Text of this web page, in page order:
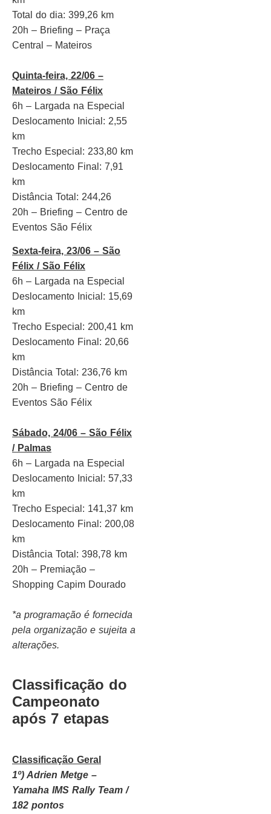
Total do dia: 399,26 km
20h – Briefing – Praça
Central – Mateiros
Quinta-feira, 22/06 –
Mateiros / São Félix
6h – Largada na Especial
Deslocamento Inicial: 2,55
km
Trecho Especial: 233,80 km
Deslocamento Final: 7,91
km
Distância Total: 244,26
20h – Briefing – Centro de
Eventos São Félix
Sexta-feira, 23/06 – São
Félix / São Félix
6h – Largada na Especial
Deslocamento Inicial: 15,69
km
Trecho Especial: 200,41 km
Deslocamento Final: 20,66
km
Distância Total: 236,76 km
20h – Briefing – Centro de
Eventos São Félix
Sábado, 24/06 – São Félix
/ Palmas
6h – Largada na Especial
Deslocamento Inicial: 57,33
km
Trecho Especial: 141,37 km
Deslocamento Final: 200,08
km
Distância Total: 398,78 km
20h – Premiação –
Shopping Capim Dourado
*a programação é fornecida
pela organização e sujeita a
alterações.
Classificação do
Campeonato
após 7 etapas
Classificação Geral
1º) Adrien Metge –
Yamaha IMS Rally Team /
182 pontos